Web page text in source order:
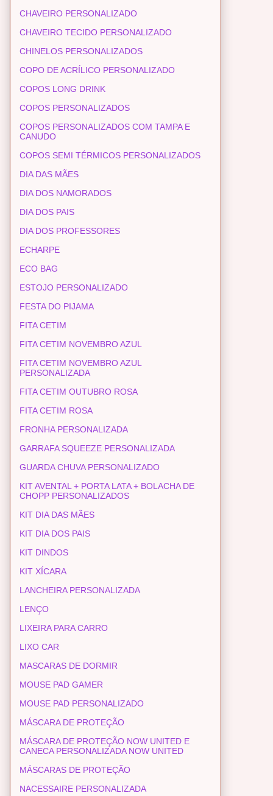
CHAVEIRO PERSONALIZADO
CHAVEIRO TECIDO PERSONALIZADO
CHINELOS PERSONALIZADOS
COPO DE ACRÍLICO PERSONALIZADO
COPOS LONG DRINK
COPOS PERSONALIZADOS
COPOS PERSONALIZADOS COM TAMPA E
CANUDO
COPOS SEMI TÉRMICOS PERSONALIZADOS
DIA DAS MÃES
DIA DOS NAMORADOS
DIA DOS PAIS
DIA DOS PROFESSORES
ECHARPE
ECO BAG
ESTOJO PERSONALIZADO
FESTA DO PIJAMA
FITA CETIM
FITA CETIM NOVEMBRO AZUL
FITA CETIM NOVEMBRO AZUL
PERSONALIZADA
FITA CETIM OUTUBRO ROSA
FITA CETIM ROSA
FRONHA PERSONALIZADA
GARRAFA SQUEEZE PERSONALIZADA
GUARDA CHUVA PERSONALIZADO
KIT AVENTAL + PORTA LATA + BOLACHA DE
CHOPP PERSONALIZADOS
KIT DIA DAS MÃES
KIT DIA DOS PAIS
KIT DINDOS
KIT XÍCARA
LANCHEIRA PERSONALIZADA
LENÇO
LIXEIRA PARA CARRO
LIXO CAR
MASCARAS DE DORMIR
MOUSE PAD GAMER
MOUSE PAD PERSONALIZADO
MÁSCARA DE PROTEÇÃO
MÁSCARA DE PROTEÇÃO NOW UNITED E
CANECA PERSONALIZADA NOW UNITED
MÁSCARAS DE PROTEÇÃO
NACESSAIRE PERSONALIZADA